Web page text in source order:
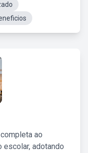
ao
adotando